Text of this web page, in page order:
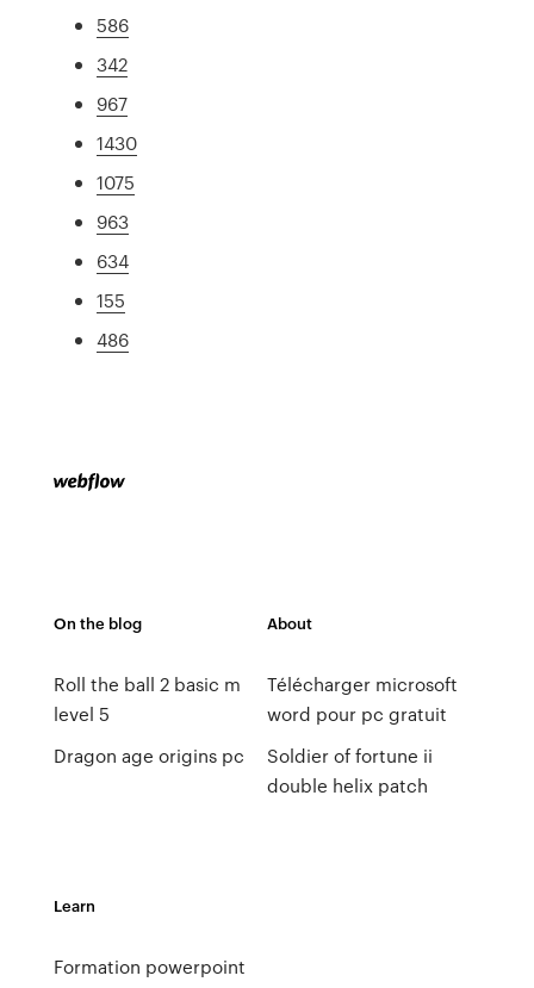
586
342
967
1430
1075
963
634
155
486
On the blog
Roll the ball 2 basic m
level 5
Dragon age origins pc
About
Télécharger microsoft
word pour pc gratuit
Soldier of fortune ii
double helix patch
Learn
Formation powerpoint